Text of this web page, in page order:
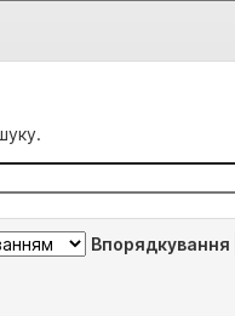
Впорядкування